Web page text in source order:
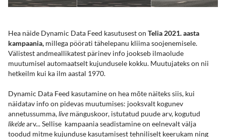
Hea näide Dynamic Data Feed kasutusest on Telia 2021. aasta
kampaania, millega pöörati tähelepanu kliima soojenemisele.
Välistest andmeallikatest pärinev info jookseb ilmaolude
muutumisel automaatselt kujundusele kokku. Muutujateks on nii
hetkeilm kui ka ilm aastal 1970.
Dynamic Data Feed kasutamine on hea mõte näiteks siis, kui
näidatav info on pidevas muutumises: jooksvalt kogunev
annetussumma,livemänguskoor, istutatud puude arv, kogutud
like'dearv...Sellise kampaania seadistamine on eelnevalt välja
toodud mitme kujunduse kasutamisest tehniliselt keerukam ning